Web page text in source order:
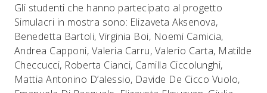
Gli studenti che hanno partecipato al progetto
Simulacri in mostra sono: Elizaveta Aksenova,
Benedetta Bartoli, Virginia Boi, Noemi Camicia,
Andrea Capponi, Valeria Carru, Valerio Carta, Matilde
Checcucci, Roberta Cianci, Camilla Ciccolunghi,
Mattia Antonino D’alessio, Davide De Cicco Vuolo,